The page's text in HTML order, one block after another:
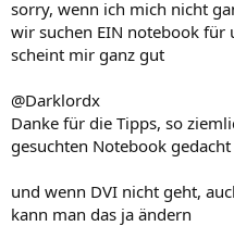
sorry, wenn ich mich nicht
wir suchen EIN notebook für
scheint mir ganz gut
@Darklordx
Danke für die Tipps, so
gesuchten Notebook
und wenn DVI nicht geht,
kann man das ja ändern